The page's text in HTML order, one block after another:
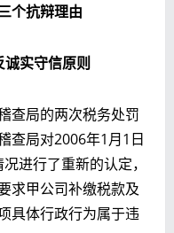
个抗辩理由
诚实守信原则
查局的两次税务处罚
查局对2006年1月1日
进行了重新的认定，
求甲公司补缴税款及
具体行政行为属于违